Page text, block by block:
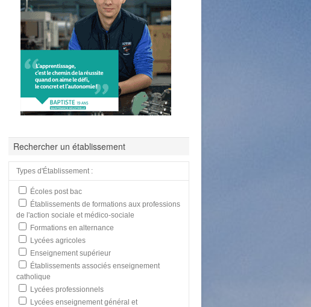
Rechercher un établissement
Types d'Établissement :
Écoles post bac
Établissements de formations aux professions
de l'action sociale et médico-sociale
Formations en alternance
Lycées agricoles
Enseignement supérieur
Établissements associés enseignement
catholique
Lycées professionnels
Lycées enseignement général et